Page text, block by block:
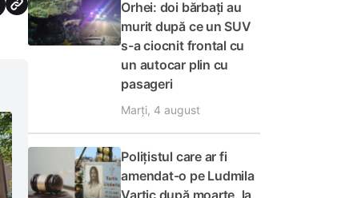
Orhei: doi bărbați au
murit după ce un SUV
s-a ciocnit frontal cu
un autocar plin cu
pasageri
Marți, 4 august
Polițistul care ar fi
amendat-o pe Ludmila
Vartic după moarte, la